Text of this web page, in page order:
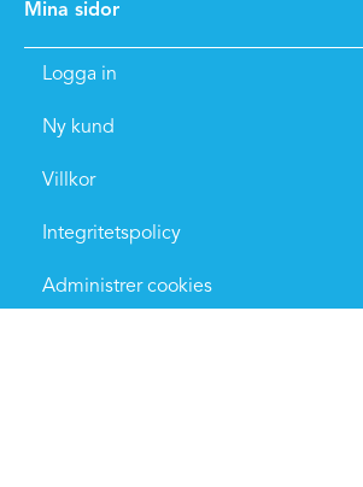
Mina sidor
Logga in
Ny kund
Villkor
Integritetspolicy
Administrer cookies